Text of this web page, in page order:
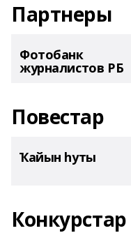
Партнеры
Фотобанк
журналистов РБ
Повестар
Ҡайын һуты
Конкурстар